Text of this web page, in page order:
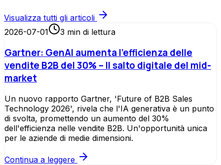
Visualizza tutti gli articoli
2026-07-01
3 min di lettura
Gartner: GenAI aumenta l'efficienza delle
vendite B2B del 30% – Il salto digitale del mid-
market
Un nuovo rapporto Gartner, 'Future of B2B Sales
Technology 2026', rivela che l'IA generativa è un punto
di svolta, promettendo un aumento del 30%
dell'efficienza nelle vendite B2B. Un'opportunità unica
per le aziende di medie dimensioni.
Continua a leggere